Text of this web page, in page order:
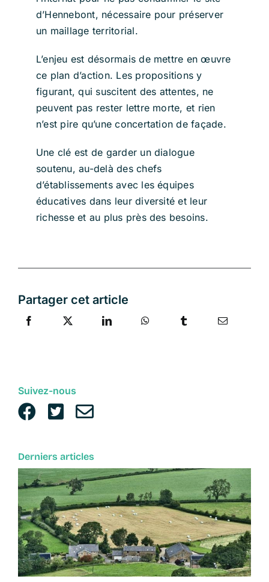
d’Hennebont, nécessaire pour préserver
un maillage territorial.
L’enjeu est désormais de mettre en œuvre
ce plan d’action. Les propositions y
figurant, qui suscitent des attentes, ne
peuvent pas rester lettre morte, et rien
n’est pire qu’une concertation de façade.
Une clé est de garder un dialogue
soutenu, au-delà des chefs
d’établissements avec les équipes
éducatives dans leur diversité et leur
richesse et au plus près des besoins.
Partager cet article
Suivez-nous
Derniers articles